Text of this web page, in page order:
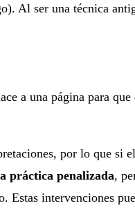
Al ser una técnica
a una página para que
por lo que si
práctica penalizada,
Estas intervenciones